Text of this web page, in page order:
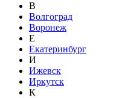
В
Волгоград
Воронеж
Е
Екатеринбург
И
Ижевск
Иркутск
К